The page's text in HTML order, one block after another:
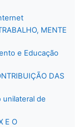
MENTE
e Educação
DAS
unilateral de
E O